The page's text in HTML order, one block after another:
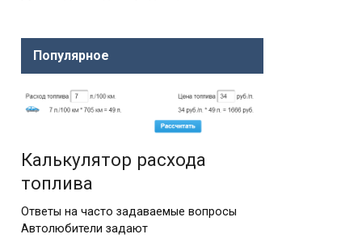
Популярное
Калькулятор расхода
топлива
Ответы на часто задаваемые вопросы
Автолюбители задают